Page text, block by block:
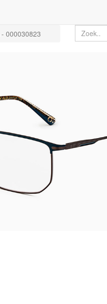
- 000030823